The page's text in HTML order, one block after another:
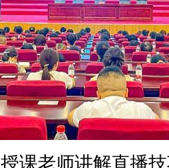
授课老师讲解直播